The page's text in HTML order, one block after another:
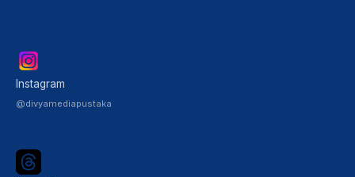
Instagram
@divyamediapustaka